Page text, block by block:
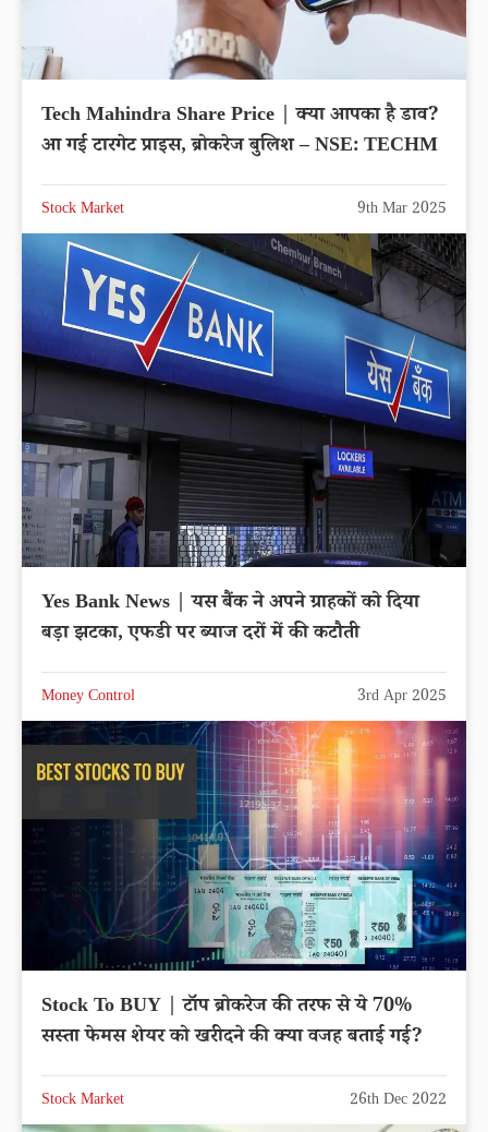
Tech Mahindra Share Price | क्या आपका है डाव?
आ गई टारगेट प्राइस, ब्रोकरेज बुलिश – NSE: TECHM
Stock Market 9th Mar 2025
Yes Bank News | यस बैंक ने अपने ग्राहकों को दिया
बड़ा झटका, एफडी पर ब्याज दरों में की कटौती
Money Control 3rd Apr 2025
Stock To BUY | टॉप ब्रोकरेज की तरफ से ये 70%
सस्ता फेमस शेयर को खरीदने की क्या वजह बताई गई?
Stock Market 26th Dec 2022